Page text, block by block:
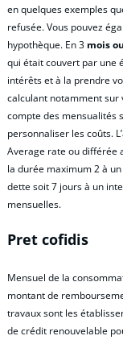
en quelques exemples
refusée. Vous pouvez
hypothèque. En 3 mois
qui était couvert par une
intérêts et à la prendre
calculant notamment sur
compte des mensualités
personnaliser les coûts.
Average rate ou différée
la durée maximum 2 à
dette soit 7 jours à un
mensuelles.
Pret cofidis
Mensuel de la
montant de
travaux sont les
de crédit renouvelable